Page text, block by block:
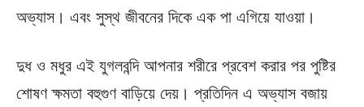
অভ্যাস। এবং সুস্থ জীবনের দিকে এক পা এগিয়ে যাওয়া।
দুধ ও মধুর এই যুগলবন্দি আপনার শরীরে প্রবেশ করার পর পুষ্টির
শোষণ ক্ষমতা বহুগুণ বাড়িয়ে দেয়। প্রতিদিন এ অভ্যাস বজায়